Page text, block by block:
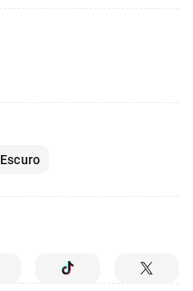
Escuro